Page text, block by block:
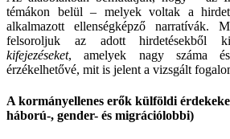
témákon belül – melyek voltak a
alkalmazott ellenségképző narratívák.
felsoroljuk az adott hirdetésekből
kifejezéseket, amelyek nagy száma
érzékelhetővé, mit is jelent a vizsgált
A kormányellenes erők külföldi
háború-, gender- és migrációlobbi)